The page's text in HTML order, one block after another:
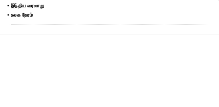
• இந்திய வரலாறு
• உலக நேரம்